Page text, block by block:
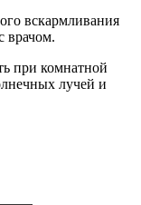
вскармливания
врачом.
при комнатной
лучей и